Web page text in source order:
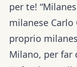
per te!
milanese
proprio
Milano, per far